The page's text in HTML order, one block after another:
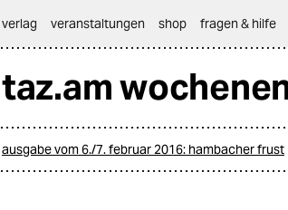
themen
verlag
veranstaltungen shop fragen & hilfe
taz.am
ausgabe vom 6./7. februar 2016: hambacher frust